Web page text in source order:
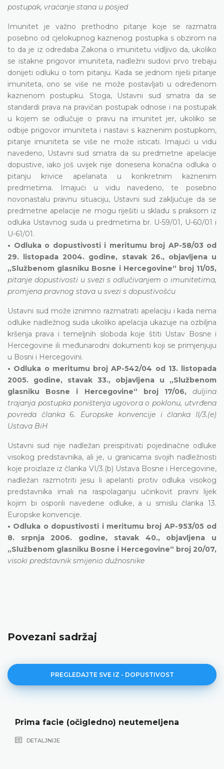
postupak, vraćanje stana u posjed
Imunitet je važno prethodno pitanje koje se razmatra
posebno od cjelokupnog kaznenog postupka s obzirom na
to da je iz odredaba Zakona o imunitetu vidljivo da, ukoliko
se istakne prigovor imuniteta, nadležni sudovi prvo trebaju
donijeti odluku o tom pitanju. Kada se jednom riješi pitanje
imuniteta, ono se više ne može postavljati u određenom
kaznenom postupku. Stoga, Ustavni sud smatra da se
standardi prava na pravičan postupak odnose i na postupak
u kojem se odlučuje o pravu na imunitet jer, ukoliko se
odbije prigovor imuniteta i nastavi s kaznenim postupkom,
pitanje imuniteta se više ne može isticati. Imajući u vidu
navedeno, Ustavni sud smatra da su predmetne apelacije
dopustive, iako još uvijek nije donesena konačna odluka o
pitanju krivice apelanata u konkretnim kaznenim
predmetima. Imajući u vidu navedeno, te posebno
novonastalu pravnu situaciju, Ustavni sud zaključuje da se
predmetne apelacije ne mogu riješiti u skladu s praksom iz
odluka Ustavnog suda u predmetima br. U-59/01, U-60/01 i
U-61/01.
• Odluka o dopustivosti i meritumu broj AP-58/03 od
29. listopada 2004. godine, stavak 26., objavljena u
„Službenom glasniku Bosne i Hercegovine“ broj 11/05,
pitanje dopustivosti u svezi s odlučivanjem o imunitetima,
promjena pravnog stava u svezi s dopustivošću
Ustavni sud može iznimno razmatrati apelaciju i kada nema
odluke nadležnog suda ukoliko apelacija ukazuje na ozbiljna
kršenja prava i temeljnih sloboda koje štiti Ustav Bosne i
Hercegovine ili međunarodni dokumenti koji se primjenjuju
u Bosni i Hercegovini.
• Odluka o meritumu broj AP-542/04 od 13. listopada
2005. godine, stavak 33., objavljena u „Službenom
glasniku Bosne i Hercegovine“ broj 17/06, duljina
trajanja postupka poništenja ugovora o poklonu, utvrđena
povreda članka 6. Europske konvencije i članka II/3.(e)
Ustava BiH
Ustavni sud nije nadležan preispitivati pojedinačne odluke
visokog predstavnika, ali je, u granicama svojih nadležnosti
koje proizlaze iz članka VI/3.(b) Ustava Bosne i Hercegovine,
nadležan razmotriti jesu li apelanti protiv odluka visokog
predstavnika imali na raspolaganju učinkovit pravni lijek
kojim bi osporili navedene odluke, a u smislu članka 13.
Europske konvencije.
• Odluka o dopustivosti i meritumu broj AP-953/05 od
8. srpnja 2006. godine, stavak 40., objavljena u
„Službenom glasniku Bosne i Hercegovine“ broj 20/07,
visoki predstavnik smijenio dužnosnike
Povezani sadržaj
PREGLEDAJTE SVE IZ - DOPUSTIVOST
(očigledno) neutemeljena